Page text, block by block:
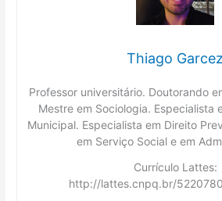
Thiago Garcez
Professor universitário. Doutorando
Mestre em Sociologia. Especialista
Municipal. Especialista em Direito
em Serviço Social e em
Currículo Lattes:
http://lattes.cnpq.br/